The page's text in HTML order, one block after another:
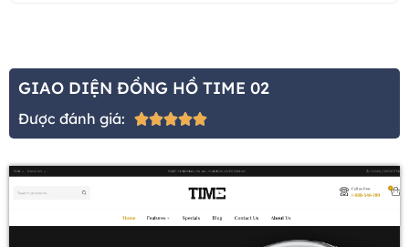
GIAO DIỆN ĐỒNG HỒ TIME 02
Được đánh giá: 